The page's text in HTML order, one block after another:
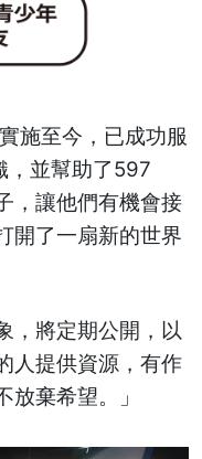
施至今，已成功服
，並幫助了597
，讓他們有機會接
開了一扇新的世界
，將定期公開，以
人提供資源，有作
棄希望。」